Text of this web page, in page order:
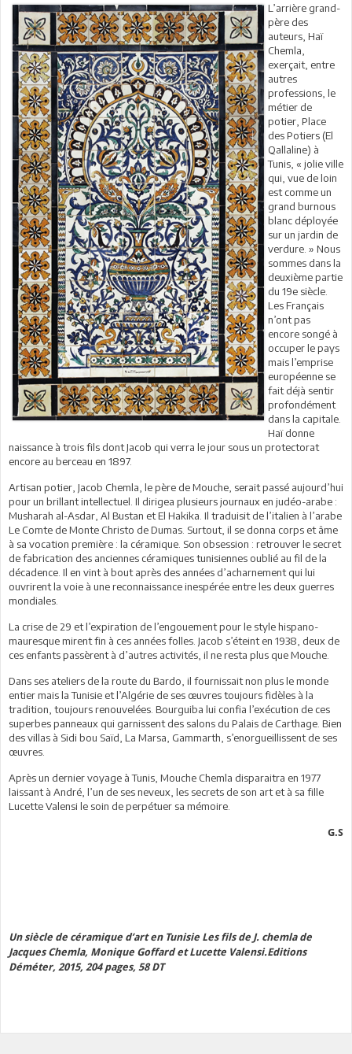
L’arrière grand-
père des
auteurs, Haï
Chemla,
exerçait, entre
autres
professions, le
métier de
potier, Place
des Potiers (El
Qallaline) à
Tunis, « jolie ville
qui, vue de loin
est comme un
grand burnous
blanc déployée
sur un jardin de
verdure. » Nous
sommes dans la
deuxième partie
du 19e siècle.
Les Français
n’ont pas
encore songé à
occuper le pays
mais l’emprise
européenne se
fait déjà sentir
profondément
dans la capitale.
Haï donne
naissance à trois fils dont Jacob qui verra le jour sous un protectorat
encore au berceau en 1897.
Artisan potier, Jacob Chemla, le père de Mouche, serait passé aujourd’hui
pour un brillant intellectuel. Il dirigea plusieurs journaux en judéo-arabe :
Musharah al-Asdar, Al Bustan et El Hakika. Il traduisit de l’italien à l’arabe
Le Comte de Monte Christo de Dumas. Surtout, il se donna corps et âme
à sa vocation première : la céramique. Son obsession : retrouver le secret
de fabrication des anciennes céramiques tunisiennes oublié au fil de la
décadence. Il en vint à bout après des années d’acharnement qui lui
ouvrirent la voie à une reconnaissance inespérée entre les deux guerres
mondiales.
La crise de 29 et l’expiration de l’engouement pour le style hispano-
mauresque mirent fin à ces années folles. Jacob s’éteint en 1938, deux de
ces enfants passèrent à d’autres activités, il ne resta plus que Mouche.
Dans ses ateliers de la route du Bardo, il fournissait non plus le monde
entier mais la Tunisie et l’Algérie de ses œuvres toujours fidèles à la
tradition, toujours renouvelées. Bourguiba lui confia l’exécution de ces
superbes panneaux qui garnissent des salons du Palais de Carthage. Bien
des villas à Sidi bou Saïd, La Marsa, Gammarth, s’enorgueillissent de ses
œuvres.
Après un dernier voyage à Tunis, Mouche Chemla disparaitra en 1977
laissant à André, l’un de ses neveux, les secrets de son art et à sa fille
Lucette Valensi le soin de perpétuer sa mémoire.
G.S
Un siècle de céramique d’art en Tunisie Les fils de J. chemla de
Jacques Chemla, Monique Goffard et Lucette Valensi.Editions
Déméter, 2015, 204 pages, 58 DT